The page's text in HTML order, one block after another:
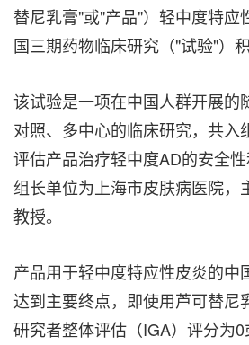
替尼乳膏"或"产品"）轻中度特应
国三期药物临床研究（"试验"）积
该试验是一项在中国人群开展的
对照、多中心的临床研究，共入
评估产品治疗轻中度AD的安全
组长单位为上海市皮肤病医院，
教授。
产品用于轻中度特应性皮炎的中
达到主要终点，即使用芦可替尼
研究者整体评估（IGA）评分为